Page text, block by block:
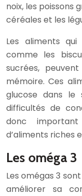
noix, les poissons
céréales et les
Les aliments
comme les
sucrées,
mémoire. Ces
glucose dans le
difficultés de
donc
d’aliments riches
Les oméga 3
Les omégas 3
améliorer sa